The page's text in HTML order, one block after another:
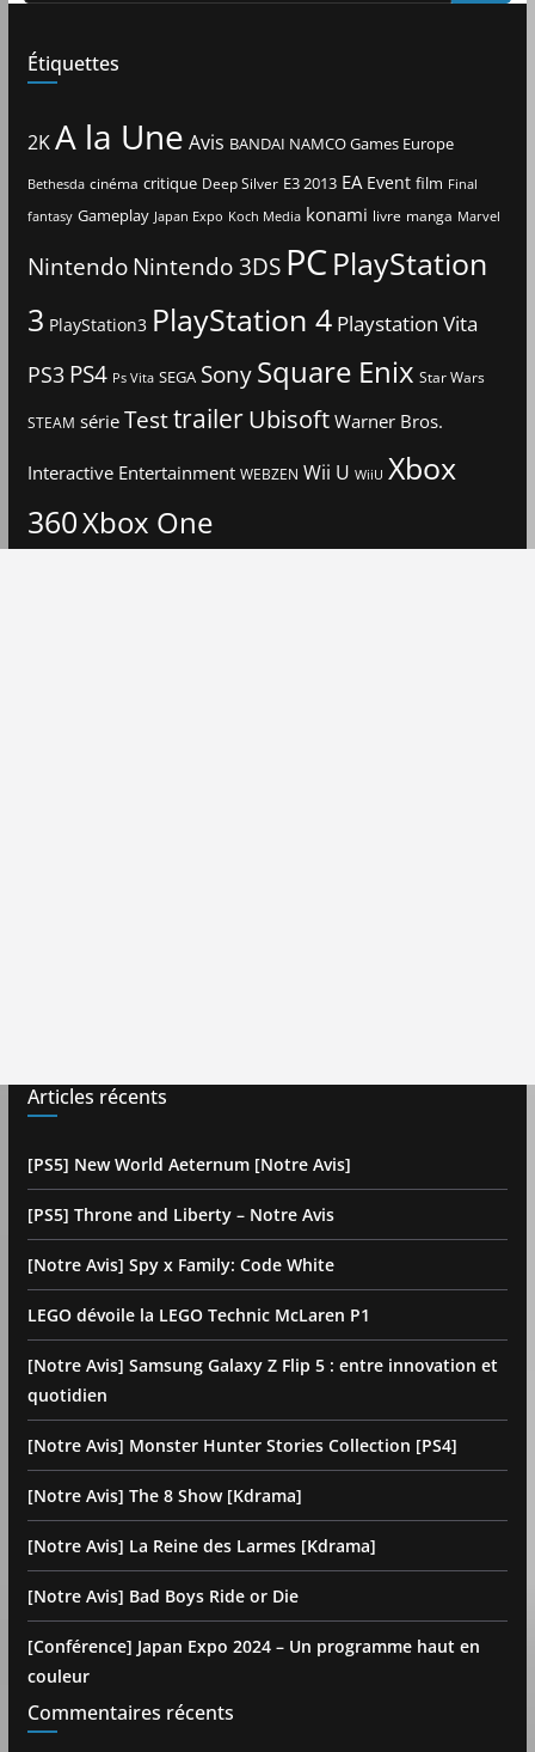
Étiquettes
2KA la Une Avis BANDAI NAMCO Games Europe
Bethesda cinéma critique Deep Silver E3 2013 EA Event film Final
fantasy Gameplay Japan Expo Koch Media konami livre manga Marvel
Nintendo Nintendo 3DS PCPlayStation
3 PlayStation3 PlayStation 4 Playstation Vita
PS3 PS4 Ps Vita SEGA Sony Square Enix Star Wars
STEAM série TesttrailerUbisoftWarner Bros.
Interactive Entertainment WEBZEN Wii U WiiU Xbox
360Xbox One
Articles récents
[PS5] New World Aeternum [Notre Avis]
[PS5] Throne and Liberty – Notre Avis
[Notre Avis] Spy x Family: Code White
LEGO dévoile la LEGO Technic McLaren P1
[Notre Avis] Samsung Galaxy Z Flip 5 : entre innovation et
quotidien
[Notre Avis] Monster Hunter Stories Collection [PS4]
[Notre Avis] The 8 Show [Kdrama]
[Notre Avis] La Reine des Larmes [Kdrama]
[Notre Avis] Bad Boys Ride or Die
[Conférence] Japan Expo 2024 – Un programme haut en
couleur
Commentaires récents